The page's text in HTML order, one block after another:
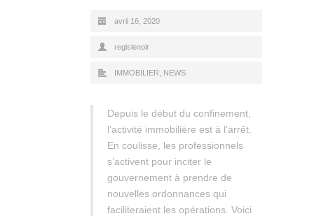
avril 16, 2020
regislenoir
IMMOBILIER NEWS
Depuis le début du confinement,
l’activité immobilière est à l’arrêt.
En coulisse, les professionnels
s’activent pour inciter le
gouvernement à prendre de
nouvelles ordonnances qui
faciliteraient les opérations. Voici